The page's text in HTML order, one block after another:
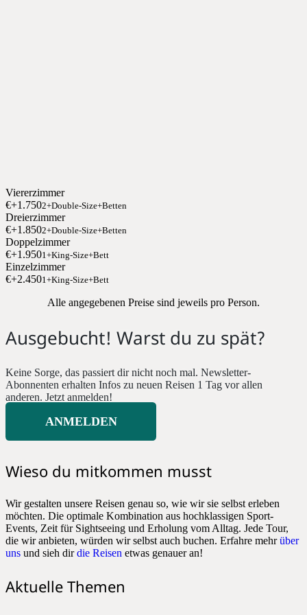
Viererzimmer
€+1.7502+Double-Size+Betten
Dreierzimmer
€+1.8502+Double-Size+Betten
Doppelzimmer
€+1.9501+King-Size+Bett
Einzelzimmer
€+2.4501+King-Size+Bett
Alle angegebenen Preise sind jeweils pro Person.
Ausgebucht! Warst du zu spät?
Keine Sorge, das passiert dir nicht noch mal. Newsletter-
Abonnenten erhalten Infos zu neuen Reisen 1 Tag vor allen
anderen. Jetzt anmelden!
ANMELDEN
Wieso du mitkommen musst
Wir gestalten unsere Reisen genau so, wie wir sie selbst erleben
möchten. Die optimale Kombination aus hochklassigen Sport-
Events, Zeit für Sightseeing und Erholung vom Alltag. Jede Tour,
die wir anbieten, würden wir selbst auch buchen. Erfahre mehrüber
uns und sieh dirdie Reisen etwas genauer an!
Aktuelle Themen